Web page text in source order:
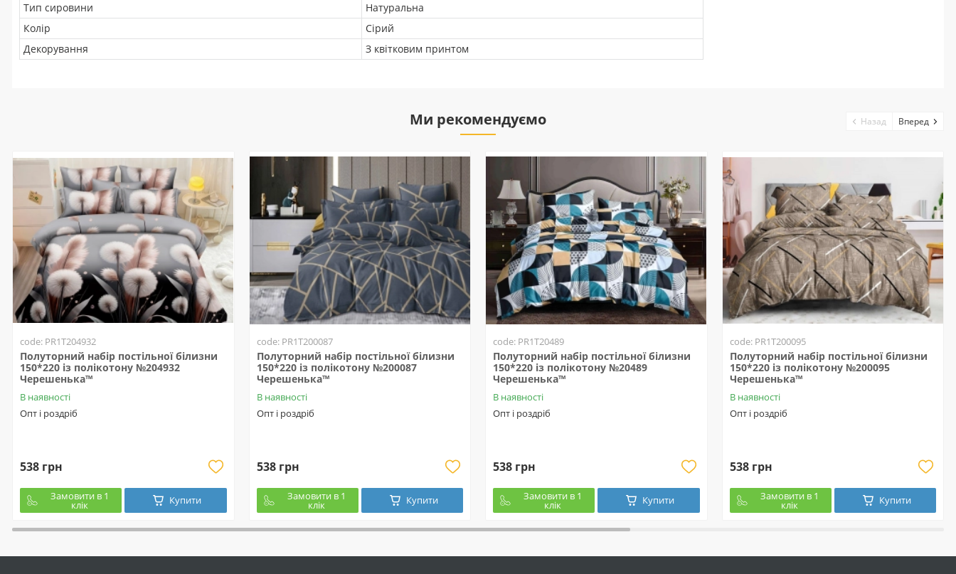
Тип сировини
Натуральна
Колір
Сірий
Декорування
З квітковим принтом
Ми рекомендуємо
code: PR1T204932
Полуторний набір постільної білизни
150*220 із полікотону №204932
Черешенька™
В наявності
Опт і роздріб
538 грн
Замовити в 1
клік Купити
code: PR1T200087
Полуторний набір постільної білизни
150*220 із полікотону №200087
Черешенька™
В наявності
Опт і роздріб
538 грн
Замовити в 1
клік Купити
code: PR1T20489
Полуторний набір постільної білизни
150*220 із полікотону №20489
Черешенька™
В наявності
Опт і роздріб
538 грн
Замовити в 1
клік Купити
code: PR1T200095
Полуторний набір постільної білизни
150*220 із полікотону №200095
Черешенька™
В наявності
Опт і роздріб
538 грн
Замовити в 1
клік Купити
Назад Вперед